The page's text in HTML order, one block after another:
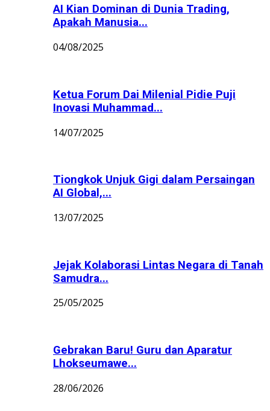
AI Kian Dominan di Dunia Trading,
Apakah Manusia...
04/08/2025
Ketua Forum Dai Milenial Pidie Puji
Inovasi Muhammad...
14/07/2025
Tiongkok Unjuk Gigi dalam Persaingan
AI Global,...
13/07/2025
Jejak Kolaborasi Lintas Negara di Tanah
Samudra...
25/05/2025
Gebrakan Baru! Guru dan Aparatur
Lhokseumawe...
28/06/2026